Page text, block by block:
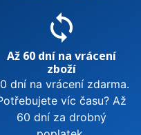
sync
Až 60 dní na vrácení
zboží
dní na vrácení zdarma.
víc času? Až
60 dní za drobný